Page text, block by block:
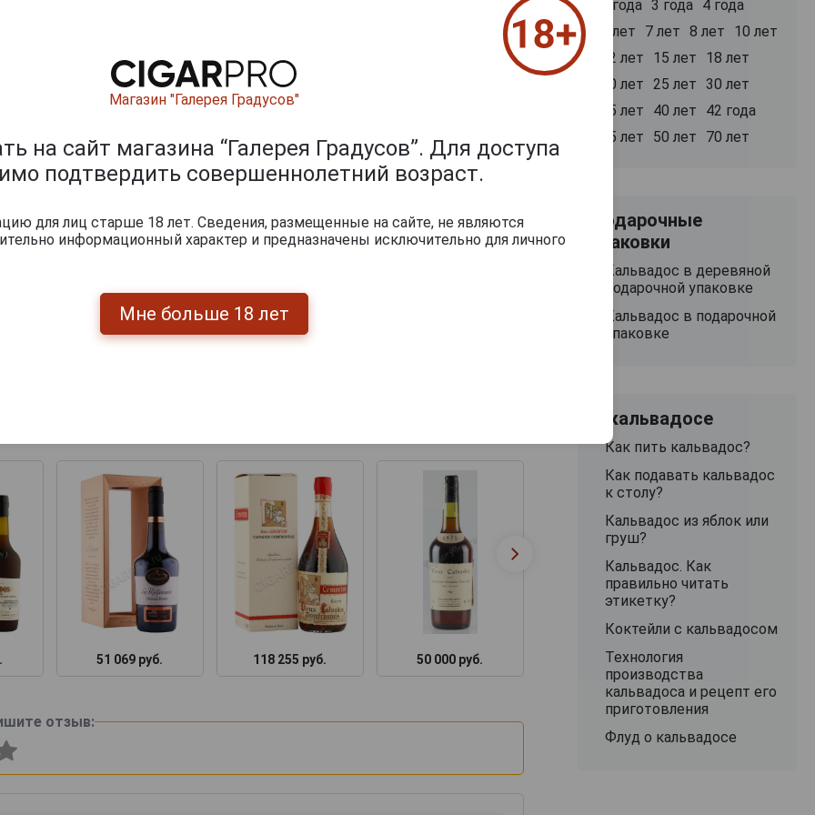
как сливочное масло Изиньи и знаменитый сыр камамбер.
Нормандии, сделав глоток кальвадоса Le Père Jules Pays d'Auge 3 Years.
по выдержке лет
51 069 руб. 118 255 руб. 50 000 руб. 11 748 руб.
отзыв:
2 года 3 года
4 года
5 лет
7 лет 8 лет
10 лет
12 лет
15 лет
18 лет
20 лет
25 лет 30 лет
35 лет
40 лет
42 года
45 лет
50 лет 70 лет
Подарочные
упаковки
Кальвадос в деревяной
подарочной упаковке
Кальвадос в подарочной
упаковке
О кальвадосе
Как пить кальвадос?
Как подавать кальвадос
к столу?
Кальвадос из яблок или
груш?
Кальвадос. Как
правильно читать
этикетку?
Коктейли с кальвадосом
Технология
производства
кальвадоса и рецепт его
приготовления
Флуд о кальвадосе
Магазин "Галерея Градусов"
на сайт магазина “Галерея Градусов”. Для доступа
подтвердить совершеннолетний возраст.
для лиц старше 18 лет. Сведения, размещенные на сайте, не являются
информационный характер и предназначены исключительно для личного
Мне больше 18 лет